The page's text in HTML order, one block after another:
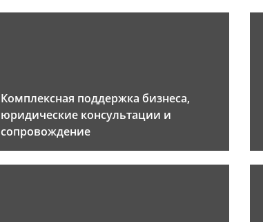
Комплексная поддержка бизнеса,
юридические консультации и
сопровождение